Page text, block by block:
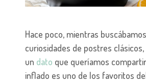
Hace poco, mientras
curiosidades de postres
un dato que queríamos
inflado es uno de los favoritos